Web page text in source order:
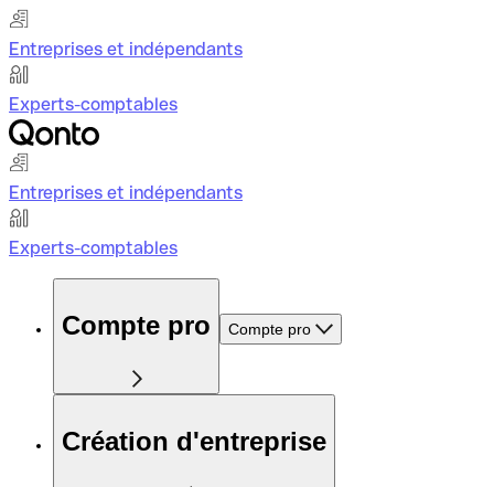
Entreprises et indépendants
Experts-comptables
Entreprises et indépendants
Experts-comptables
Compte pro Compte pro
Création d'entreprise